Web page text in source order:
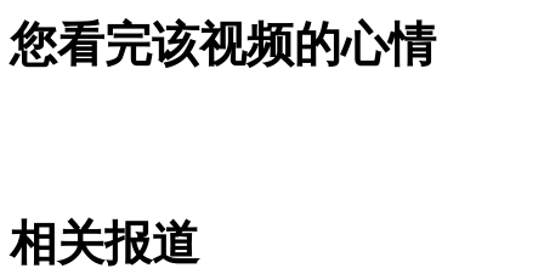
足坛腐败案：4人共计收受贿赂800万
您看完该视频的心情
相关报道